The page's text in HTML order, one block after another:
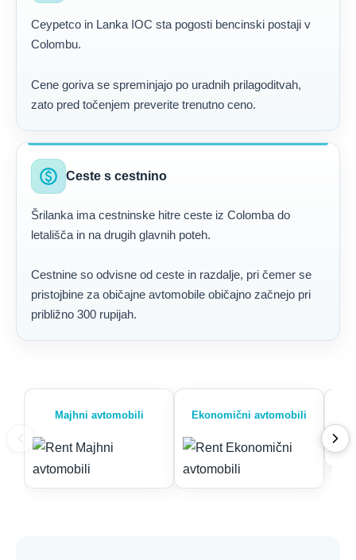
Ceypetco in Lanka IOC sta pogosti bencinski postaji v
Colombu.
Cene goriva se spreminjajo po uradnih prilagoditvah,
zato pred točenjem preverite trenutno ceno.
paid Ceste s cestnino
Šrilanka ima cestninske hitre ceste iz Colomba do
letališča in na drugih glavnih poteh.
Cestnine so odvisne od ceste in razdalje, pri čemer se
pristojbine za običajne avtomobile običajno začnejo pri
približno 300 rupijah.
Majhni avtomobili Ekonomični avtomobili